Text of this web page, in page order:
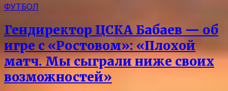
ФУТБОЛ
Гендиректор ЦСКА Бабаев — об
игре с «Ростовом»: «Плохой
матч. Мы сыграли ниже своих
возможностей»